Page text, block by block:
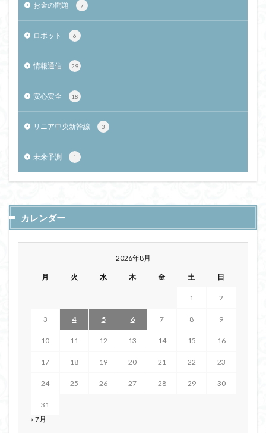
お金の問題 7
ロボット 6
情報通信 29
安心安全 18
リニア中央新幹線 3
未来予測 1
カレンダー
2026年8月
月 火 水 木 金 土 日
1 2
3 4 5 6 7 8 9
10 11 12 13 14 15 16
17 18 19 20 21 22 23
24 25 26 27 28 29 30
31
« 7月